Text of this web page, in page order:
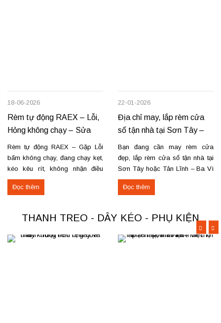
18-06-2026
Rèm tự động RAEX – Lỗi,
Hỏng không chạy – Sửa
tận nơi
Rèm tự động RAEX – Gặp Lỗi
bấm không chạy, đang chạy kẹt,
kéo kêu rít, không nhận điều
khiển… Nhận thay mới động cơ,
sửa chữa rèm tự động raex và
Đọc thêm
22-01-2026
Địa chỉ may, lắp rèm cửa
sổ tận nhà tại Sơn Tây –
Tản Lĩnh Ba Vì
Bạn đang cần may rèm cửa
đẹp, lắp rèm cửa sổ tận nhà tại
Sơn Tây hoặc Tản Lĩnh – Ba Vì
với giá hợp lý? Chúng tôi
chuyên may rèm theo yêu cầu,
tiến độ. Thực tế, chúng tôi vừa
hoàn thiện thi công rèm...
Đọc thêm
THANH TREO - DÂY KÉO - PHỤ KIỆN